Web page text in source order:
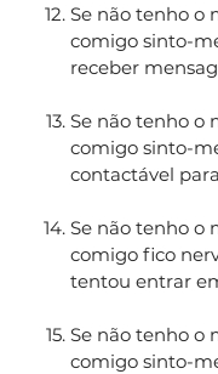
Se não tenho o
comigo sinto-
receber
Se não tenho o
comigo sinto-
contactável
Se não tenho o
comigo fico
tentou entrar
Se não tenho o
comigo sinto-